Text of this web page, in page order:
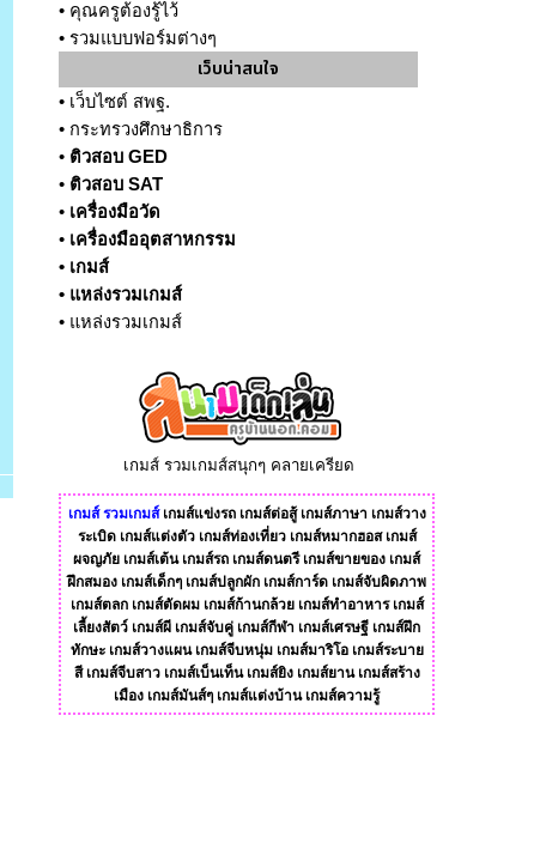
• คุณครูต้องรู้ไว้
• รวมแบบฟอร์มต่างๆ
เว็บน่าสนใจ
• เว็บไซต์ สพฐ.
• กระทรวงศึกษาธิการ
• ติวสอบ GED
• ติวสอบ SAT
• เครื่องมือวัด
• เครื่องมืออุตสาหกรรม
• เกมส์
• แหล่งรวมเกมส์
• แหล่งรวมเกมส์
เกมส์ รวมเกมส์สนุกๆ คลายเครียด
เกมส์ รวมเกมส์ เกมส์แข่งรถ เกมส์ต่อสู้ เกมส์ภาษา เกมส์วาง
ระเบิด เกมส์แต่งตัว เกมส์ท่องเที่ยว เกมส์หมากฮอส เกมส์
ผจญภัย เกมส์เต้น เกมส์รถ เกมส์ดนตรี เกมส์ขายของ เกมส์
ฝึกสมอง เกมส์เด็กๆ เกมส์ปลูกผัก เกมส์การ์ด เกมส์จับผิดภาพ
เกมส์ตลก เกมส์ตัดผม เกมส์ก้านกล้วย เกมส์ทําอาหาร เกมส์
เลี้ยงสัตว์ เกมส์ผี เกมส์จับคู่ เกมส์กีฬา เกมส์เศรษฐี เกมส์ฝึก
ทักษะ เกมส์วางแผน เกมส์จีบหนุ่ม เกมส์มาริโอ เกมส์ระบาย
สี เกมส์จีบสาว เกมส์เบ็นเท็น เกมส์ยิง เกมส์ยาน เกมส์สร้าง
เมือง เกมส์มันส์ๆ เกมส์แต่งบ้าน เกมส์ความรู้